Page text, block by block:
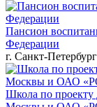
Пансион
Федерации
г. Санкт-Петербург
Школа по проекту